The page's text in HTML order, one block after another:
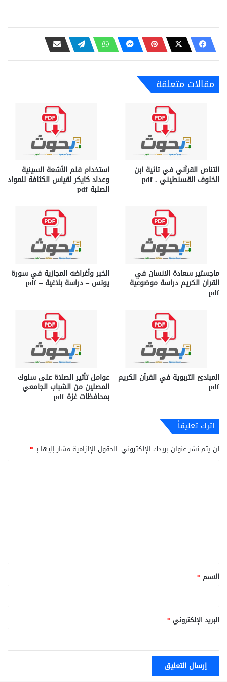
مقالات متعلقة
التناص القرآني في تائية ابن
الخلوف القسنطيني . pdf
استخدام فلم الأشعة السينية
وعداد كايكر لقياس الكثافة للمواد
الصلبة pdf
ماجستير سعادة الانسان في
القران الكريم دراسة موضوعية
pdf
الخبر وأغراضه المجازية في سورة
يونس – دراسة بلاغية – pdf
المبادئ التربوية في القرآن الكريم
pdf
عوامل تأثير الصلاة على سلوك
المصلين من الشباب الجامعي
بمحافظات غزة pdf
اترك تعليقاً
لن يتم نشر عنوان بريدك الإلكتروني. الحقول الإلزامية مشار إليها بـ*
*
الاسم *
البريد الإلكتروني *